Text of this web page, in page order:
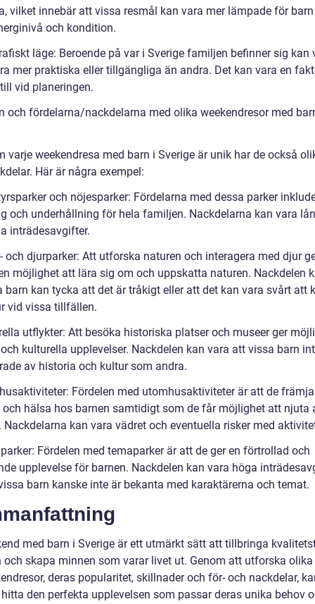
vilket innebär att vissa resmål kan vara mer lämpade för
och kondition.
läge: Beroende på var i Sverige familjen befinner sig kan
mer praktiska eller tillgängliga än andra. Det kan vara en
vid planeringen.
och fördelarna/nackdelarna med olika weekendresor med
varje weekendresa med barn i Sverige är unik har de också
Här är några exempel:
och nöjesparker: Fördelarna med dessa parker
och underhållning för hela familjen. Nackdelarna kan vara
inträdesavgifter.
och djurparker: Att utforska naturen och interagera med djur
möjlighet att lära sig om och uppskatta naturen. Nackdelen
barn kan tycka att det är tråkigt eller att det kan vara svårt att
vid vissa tillfällen.
utflykter: Att besöka historiska platser och museer ger
kulturella upplevelser. Nackdelen kan vara att vissa barn
av historia och kultur som andra.
Fördelen med utomhusaktiviteter är att de
hälsa hos barnen samtidigt som de får möjlighet att njuta
Nackdelarna kan vara vädret och eventuella risker med
Fördelen med temaparker är att de ger en förtrollad och
upplevelse för barnen. Nackdelen kan vara höga
barn kanske inte är bekanta med karaktärerna och temat.
med barn i Sverige är ett utmärkt sätt att tillbringa
skapa minnen som varar livet ut. Genom att utforska olika
deras popularitet, skillnader och för- och nackdelar,
den perfekta upplevelsen som passar deras unika behov